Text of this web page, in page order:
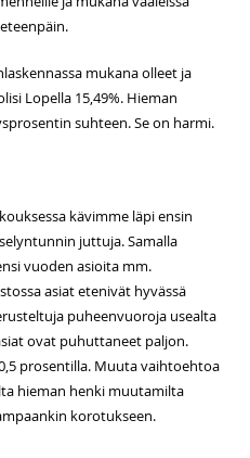
mukana olleet ja
Lopella 15,49%. Hieman
suhteen. Se on harmi.
kävimme läpi ensin
juttuja. Samalla
vuoden asioita mm.
asiat etenivät hyvässä
puheenvuoroja usealta
ovat puhuttaneet paljon.
prosentilla. Muuta vaihtoehtoa
hieman henki muutamilta
korotukseen.